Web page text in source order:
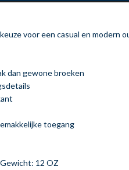
voor een casual en modern
dan gewone broeken
toegang
12 OZ